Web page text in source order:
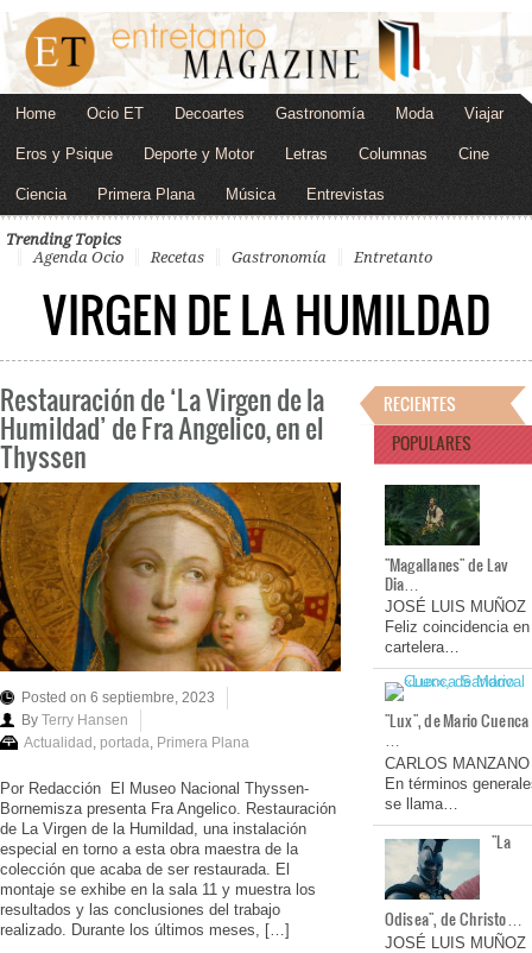
Home Ocio ET Decoartes Gastronomía Moda Viajar
Eros y Psique Deporte y Motor Letras Columnas Cine
Ciencia Primera Plana Música Entrevistas
Trending Topics
Agenda Ocio
Recetas Gastronomía Entretanto
VIRGEN DE LA HUMILDAD
Restauración de ‘La Virgen de la
Humildad’ de Fra Angelico, en el
Thyssen
Posted on 6 septiembre, 2023
By Terry Hansen
Actualidad, portada, Primera Plana
Por Redacción El Museo Nacional Thyssen-
Bornemisza presenta Fra Angelico. Restauración
de La Virgen de la Humildad, una instalación
especial en torno a esta obra maestra de la
colección que acaba de ser restaurada. El
montaje se exhibe en la sala 11 y muestra los
resultados y las conclusiones del trabajo
realizado. Durante los últimos meses, […]
RECIENTES
POPULARES
"Magallanes" de Lav
Dia…
JOSÉ LUIS MUÑOZ
Feliz coincidencia en
cartelera…
"Lux", de Mario Cuenca
…
CARLOS MANZANO
En términos
se llama…
"La
Odisea", de Christo…
JOSÉ LUIS MUÑOZ